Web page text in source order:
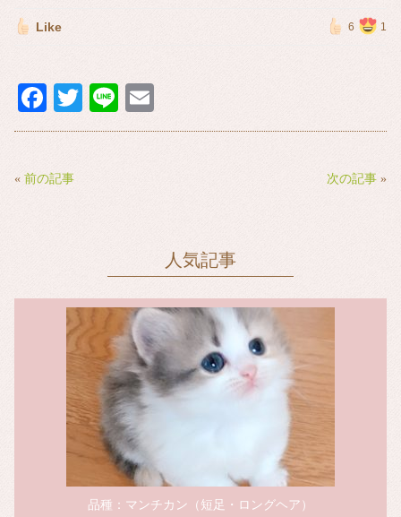
Like 6 1
Fa
ce
ok
T
wi
Li
ne m
« 前の記事 次の記事 »
人気記事
品種：マンチカン（短足・ロングヘア）